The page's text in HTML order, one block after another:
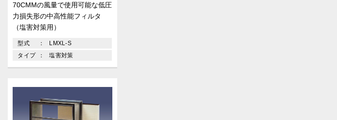
70CMMの風量で使用可能な低圧
力損失形の中高性能フィルタ
（塩害対策用）
型式
LMXL-S
タイプ
塩害対策